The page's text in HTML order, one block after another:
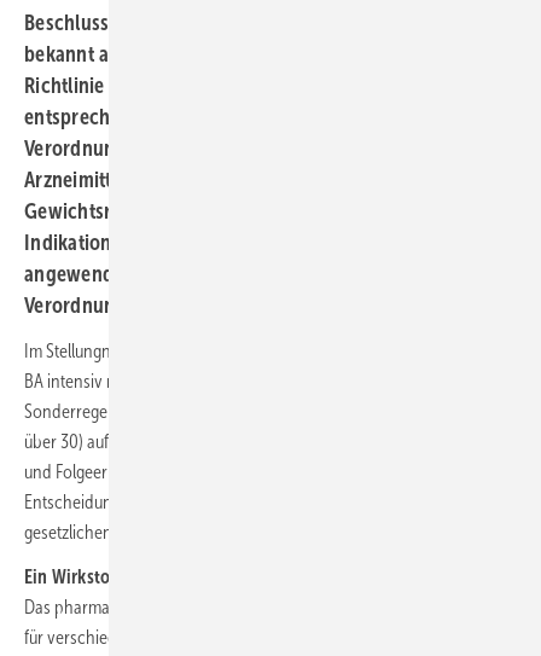
Beschluss formal nachvollzogen und Wegovy®, auch
bekannt als „Abnehmspritze“, in der Arzneimittel-
Richtlinie (Anlage II – Lifestyle-Arzneimittel)
entsprechend gelistet. Die gesetzliche Regelung zum
Verordnungsausschluss galt aber bereits zuvor.
Arzneimittel mit dem Wirkstoff Semaglutid, die nicht zur
Gewichtsregulierung zugelassen sind und bei anderen
Indikationen wie dem Diabetes mellitus Typ 2
angewendet werden, fallen nicht unter den gesetzlichen
Verordnungsausschluss.
Im Stellungnahmeverfahren zum Beschlussentwurf hatte sich der G-
BA intensiv mit Forderungen auseinandergesetzt, für Wegovy®
Sonderregelungen zumindest bei starkem Übergewicht (ab einem BMI
über 30) aufgrund des erhöhten Risikos für das Auftreten von Begleit-
und Folgeerkrankungen in diesen Fällen zu treffen. Einen solchen
Entscheidungsspielraum sah der G-BA aufgrund des generellen
gesetzlichen Verordnungsausschlusses jedoch nicht.
Ein Wirkstoff – drei Fertigarzneimittel
Das pharmazeutische Unternehmen bringt den Wirkstoff Semaglutid
für verschiedene Anwendungsgebiete und unter jeweils anderen